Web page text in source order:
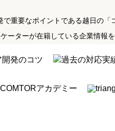
重要なポイントである越日の
ターが在籍している企業情報を
発のコツ 過去の対応実
COMTORアカデミー